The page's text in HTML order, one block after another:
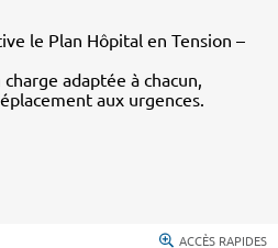
le Plan Hôpital en Tension –
adaptée à chacun,
aux urgences.
ACCÈS RAPIDES